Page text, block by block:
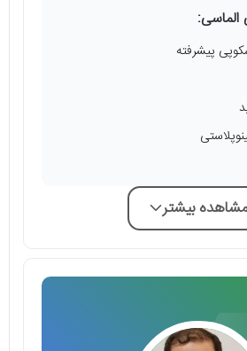
پیشرفته
مشاهده بیشتر